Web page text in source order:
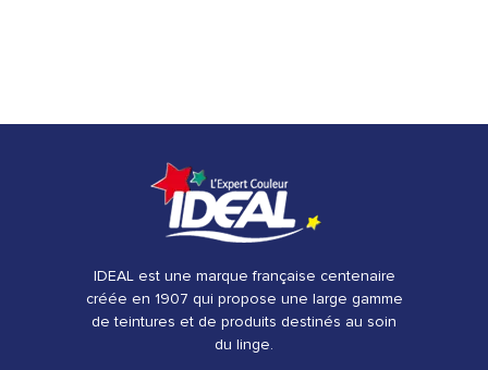
IDEAL est une marque française centenaire
créée en 1907 qui propose une large gamme
de teintures et de produits destinés au soin
du linge.